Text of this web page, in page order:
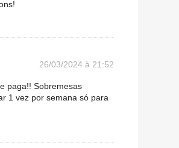
26/03/2024 à 21:52
paga!! Sobremesas
1 vez por semana só para